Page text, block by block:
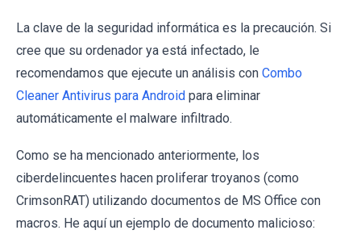
La clave de la seguridad informática es la precaución. Si
cree que su ordenador ya está infectado, le
recomendamos que ejecute un análisis con Combo
Cleaner Antivirus para Android para eliminar
automáticamente el malware infiltrado.
Como se ha mencionado anteriormente, los
ciberdelincuentes hacen proliferar troyanos (como
CrimsonRAT) utilizando documentos de MS Office con
macros. He aquí un ejemplo de documento malicioso: